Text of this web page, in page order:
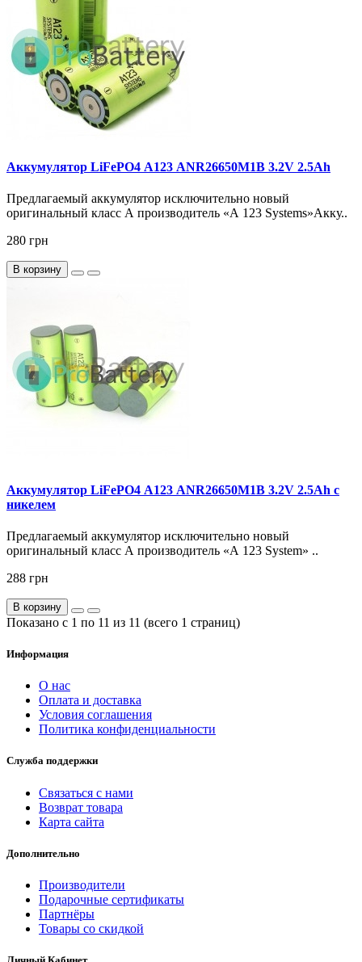
Аккумулятор LiFePO4 А123 ANR26650M1B 3.2V 2.5Ah
Предлагаемый аккумулятор исключительно новый
оригинальный класс А производитель «А 123 Systems»Акку..
280 грн
В корзину
Аккумулятор LiFePO4 А123 ANR26650M1B 3.2V 2.5Ah с
никелем
Предлагаемый аккумулятор исключительно новый
оригинальный класс А производитель «А 123 System» ..
288 грн
В корзину
Показано с 1 по 11 из 11 (всего 1 страниц)
Информация
О нас
Оплата и доставка
Условия соглашения
Политика конфиденциальности
Служба поддержки
Связаться с нами
Возврат товара
Карта сайта
Дополнительно
Производители
Подарочные сертификаты
Партнёры
Товары со скидкой